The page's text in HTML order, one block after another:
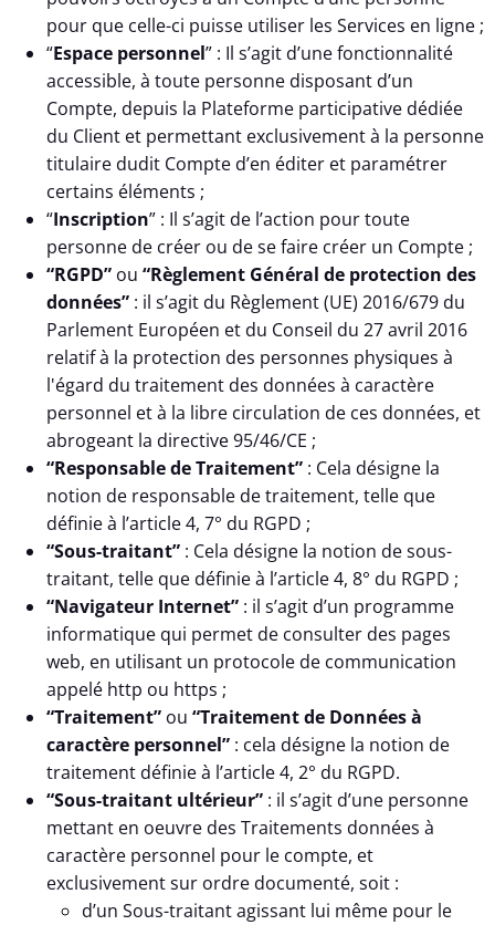
pour que celle-ci puisse utiliser les Services en ligne ;
“Espace personnel” : Il s’agit d’une fonctionnalité
accessible, à toute personne disposant d’un
Compte, depuis la Plateforme participative dédiée
du Client et permettant exclusivement à la personne
titulaire dudit Compte d’en éditer et paramétrer
certains éléments ;
“Inscription” : Il s’agit de l’action pour toute
personne de créer ou de se faire créer un Compte ;
“RGPD” ou “Règlement Général de protection des
données” : il s’agit du Règlement (UE) 2016/679 du
Parlement Européen et du Conseil du 27 avril 2016
relatif à la protection des personnes physiques à
l'égard du traitement des données à caractère
personnel et à la libre circulation de ces données, et
abrogeant la directive 95/46/CE ;
“Responsable de Traitement” : Cela désigne la
notion de responsable de traitement, telle que
définie à l’article 4, 7° du RGPD ;
“Sous-traitant” : Cela désigne la notion de sous-
traitant, telle que définie à l’article 4, 8° du RGPD ;
“Navigateur Internet” : il s’agit d’un programme
informatique qui permet de consulter des pages
web, en utilisant un protocole de communication
appelé http ou https ;
“Traitement” ou “Traitement de Données à
caractère personnel” : cela désigne la notion de
traitement définie à l’article 4, 2° du RGPD.
“Sous-traitant ultérieur” : il s’agit d’une personne
mettant en oeuvre des Traitements données à
caractère personnel pour le compte, et
exclusivement sur ordre documenté, soit :
d’un Sous-traitant agissant lui même pour le